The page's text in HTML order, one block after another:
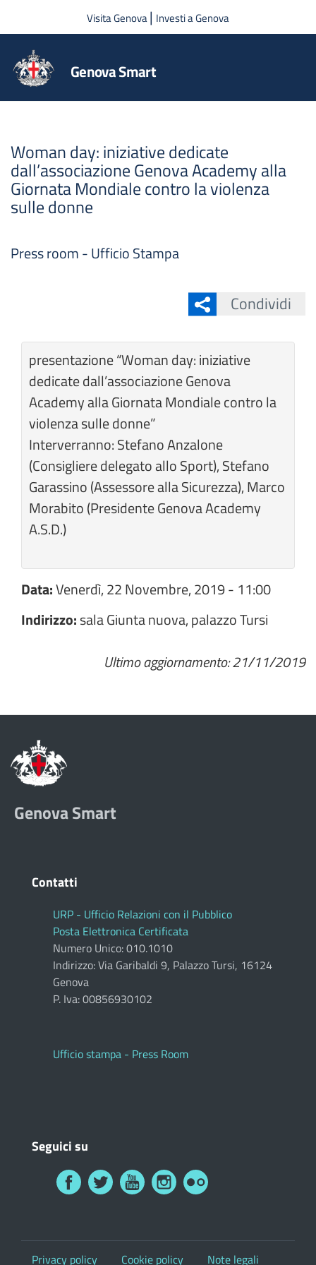
Salta al contenuto principale
Visita Genova| Investi a Genova
Genova Smart
Woman day: iniziative dedicate
dall’associazione Genova Academy alla
Giornata Mondiale contro la violenza
sulle donne
Press room - Ufficio Stampa
Condividi
presentazione “Woman day: iniziative
dedicate dall’associazione Genova
Academy alla Giornata Mondiale contro la
violenza sulle donne”
Interverranno: Stefano Anzalone
(Consigliere delegato allo Sport), Stefano
Garassino (Assessore alla Sicurezza), Marco
Morabito (Presidente Genova Academy
A.S.D.)
Data:Venerdì, 22 Novembre, 2019 - 11:00
Indirizzo:sala Giunta nuova, palazzo Tursi
Ultimo aggiornamento: 21/11/2019
Genova Smart
Contatti
URP - Ufficio Relazioni con il Pubblico
Posta Elettronica Certificata
Numero Unico: 010.1010
Indirizzo: Via Garibaldi 9, Palazzo Tursi, 16124
Genova
P. Iva: 00856930102
Ufficio stampa - Press Room
Seguici su
Privacy policy Cookie policy Note legali